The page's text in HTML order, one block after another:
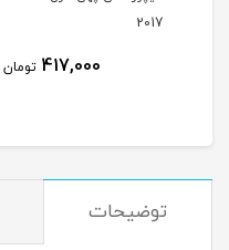
2017
417,000 تومان
توضیحات